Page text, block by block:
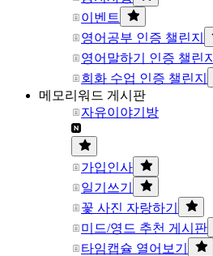
이벤트
영어공부 인증 챌린지
영어말하기 인증 챌린지
회화 수업 인증 챌린지
메모리워드 게시판
자유이야기방
가입인사
일기쓰기
꽃 사진 자랑하기
미드/영드 추천 게시판
타임캡슐 열어보기